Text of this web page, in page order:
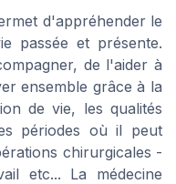
d'appréhender le
passée et présente.
de l'aider à
ensemble grâce à la
de vie, les qualités
périodes où il peut
chirurgicales -
etc... La médecine